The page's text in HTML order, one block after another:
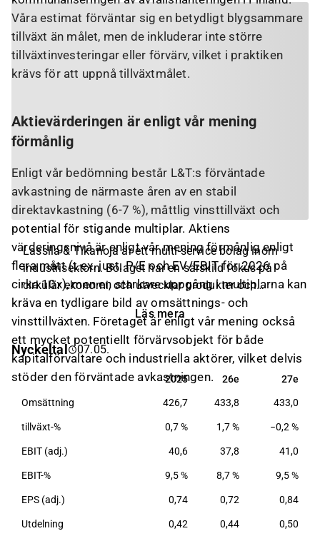
Våra estimat förväntar sig en betydligt blygsammare
tillväxt än målet, men de inkluderar inte större
tillväxtinvesteringar eller förvärv, vilket i praktiken
krävs för att uppnå tillväxtmålet.
Aktievärderingen är enligt vår mening
förmånlig
Enligt vår bedömning består L&T:s förväntade
avkastning de närmaste åren av en stabil
direktavkastning (6-7 %), måttlig vinsttillväxt och
potential för stigande multiplar. Aktiens
värderingsnivå är enligt vår mening förmånlig enligt
flera mått (t.ex. just. P/E och EV/EBIT för 2026 på
cirka 10x), men en starkare uppgång i multiplarna kan
kräva en tydligare bild av omsättnings- och
vinsttillväxten. Företaget är enligt vår mening också
ett mycket potentiellt förvärvsobjekt för både
kapitalförvaltare och industriella aktörer, vilket delvis
stöder den förväntade avkastningen.
Lassila & Tikanoja är ett multi-service bolag inom
industrisektorn. Bolaget har en särskild fokus på
cirkulär ekonomi, och utvecklar produkter och
tillhörande tjänster inom området för återvinning,
avfallshantering. Bolagets tjänster inkluderar även
processrengöring, avloppsunderhåll och tillhörande
service. Lassila & Tikanoja har sitt huvudkontor i
Helsingfors.
Läs mera
Nyckeltal 07.05.
2025 26e 27e
2025 26e 27e
Omsättning 426,7 433,8 433,0
tillväxt-% 0,7 % 1,7 % −0,2 %
EBIT (adj.) 40,6 37,8 41,0
EBIT-% 9,5 % 8,7 % 9,5 %
EPS (adj.) 0,74 0,72 0,84
Utdelning 0,42 0,44 0,50